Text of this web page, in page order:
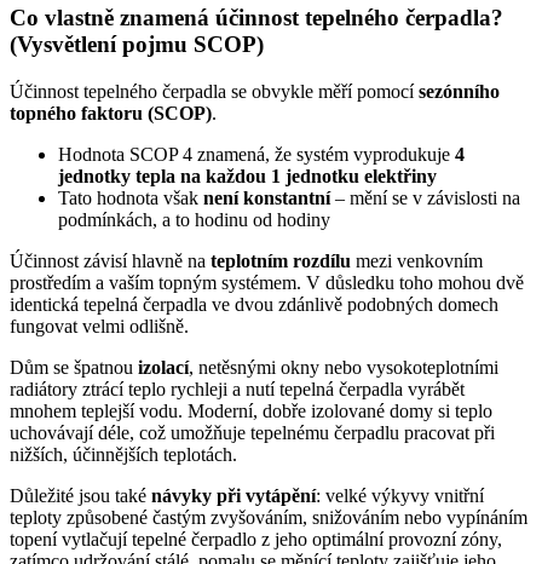
Co vlastně znamená účinnost tepelného čerpadla?
(Vysvětlení pojmu SCOP)
Účinnost tepelného čerpadla se obvykle měří pomocísezónního
topného faktoru (SCOP).
Hodnota SCOP 4 znamená, že systém vyprodukuje 4
jednotky tepla na každou 1 jednotku elektřiny
Tato hodnota však není konstantní– mění se v závislosti na
podmínkách, a to hodinu od hodiny
Účinnost závisí hlavně na teplotním rozdílu mezi venkovním
prostředím a vaším topným systémem. V důsledku toho mohou dvě
identická tepelná čerpadla ve dvou zdánlivě podobných domech
fungovat velmi odlišně.
Dům se špatnou izolací, netěsnými okny nebo vysokoteplotními
radiátory ztrácí teplo rychleji a nutí tepelná čerpadla vyrábět
mnohem teplejší vodu. Moderní, dobře izolované domy si teplo
uchovávají déle, což umožňuje tepelnému čerpadlu pracovat při
nižších, účinnějších teplotách.
Důležité jsou také návyky při vytápění: velké výkyvy vnitřní
teploty způsobené častým zvyšováním, snižováním nebo vypínáním
topení vytlačují tepelné čerpadlo z jeho optimální provozní zóny,